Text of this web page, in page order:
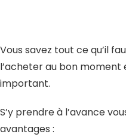
Vous savez tout ce qu’il
l’acheter au bon
important.
S’y prendre à l’avance
avantages :